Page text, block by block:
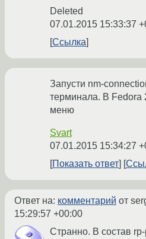
Deleted
07.01.2015 15:33:37
Ссылка
Запусти nm-
терминала. В Fedora
меню
Svart
07.01.2015 15:34:27
Показать ответ
Ответ на: комментарий от
15:29:57 +00:00
Странно. В состав